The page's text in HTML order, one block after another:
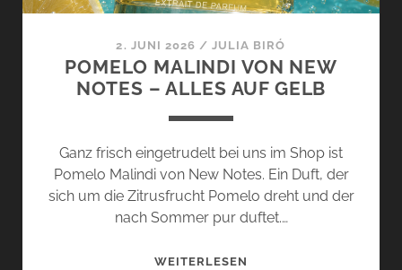
2. JUNI 2026 /JULIA BIRÓ
POMELO MALINDI VON NEW
NOTES – ALLES AUF GELB
Ganz frisch eingetrudelt bei uns im Shop ist
Pomelo Malindi von New Notes. Ein Duft, der
sich um die Zitrusfrucht Pomelo dreht und der
nach Sommer pur duftet.…
WEITERLESEN